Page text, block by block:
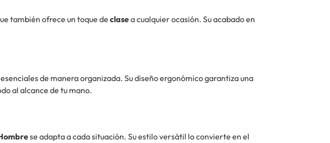
también ofrece un toque de clasea cualquier ocasión. Su acabado en
de manera organizada. Su diseño ergonómico garantiza una
al alcance de tu mano.
se adapta a cada situación. Su estilo versátil lo convierte en el